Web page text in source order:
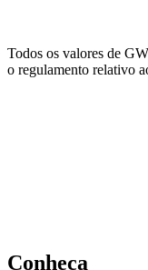
Todos os valores de
o regulamento relativo
Conheça